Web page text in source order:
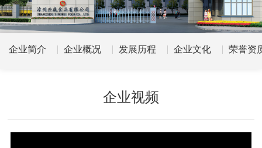
企业简介 企业概况 发展历程 企业文化 荣誉资
企业视频